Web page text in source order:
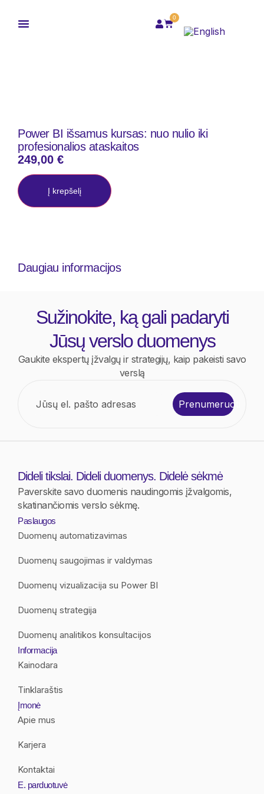
0
Power BI išsamus kursas: nuo nulio iki
profesionalios ataskaitos
249,00 €
Į krepšelį
Daugiau informacijos
Sužinokite, ką gali padaryti
Jūsų verslo duomenys
Gaukite ekspertų įžvalgų ir strategijų, kaip pakeisti savo
verslą
Prenumeruoti
Dideli tikslai. Dideli duomenys. Didelė sėkmė
Paverskite savo duomenis naudingomis įžvalgomis,
skatinančiomis verslo sėkmę.
Paslaugos
Duomenų automatizavimas
Duomenų saugojimas ir valdymas
Duomenų vizualizacija su Power BI
Duomenų strategija
Duomenų analitikos konsultacijos
Informacija
Kainodara
Tinklaraštis
Įmonė
Apie mus
Karjera
Kontaktai
E. parduotuvė